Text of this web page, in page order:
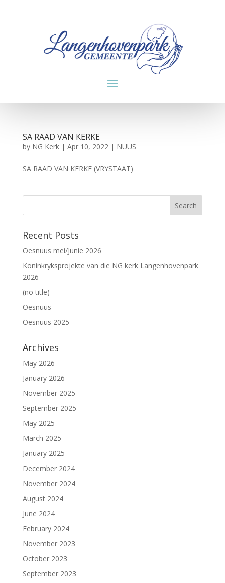
SA RAAD VAN KERKE
by NG Kerk| Apr 10, 2022 | NUUS
SA RAAD VAN KERKE (VRYSTAAT)
Recent Posts
Oesnuus mei/Junie 2026
Koninkryksprojekte van die NG kerk Langenhovenpark
2026
(no title)
Oesnuus
Oesnuus 2025
Archives
May 2026
January 2026
November 2025
September 2025
May 2025
March 2025
January 2025
December 2024
November 2024
August 2024
June 2024
February 2024
November 2023
October 2023
September 2023